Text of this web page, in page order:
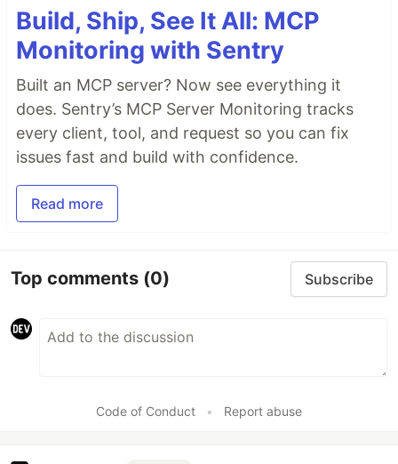
Build, Ship, See It All: MCP
Monitoring with Sentry
Built an MCP server? Now see everything it
does. Sentry’s MCP Server Monitoring tracks
every client, tool, and request so you can fix
issues fast and build with confidence.
Read more
Top comments (0) Subscribe
Code of Conduct • Report abuse